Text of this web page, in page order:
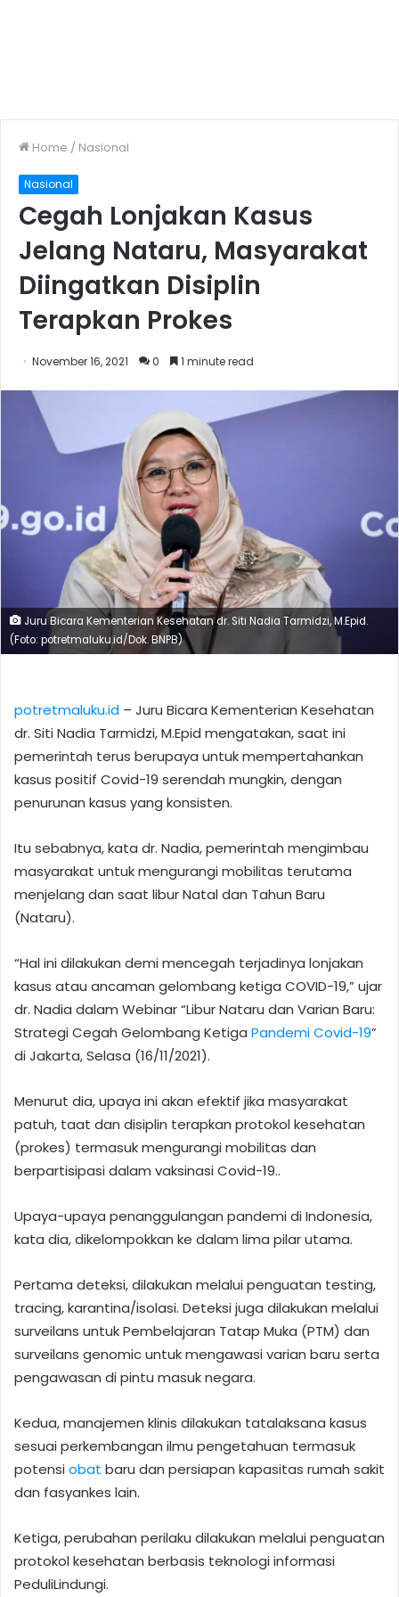
Home / Nasional
Nasional
Cegah Lonjakan Kasus
Jelang Nataru, Masyarakat
Diingatkan Disiplin
Terapkan Prokes
November 16, 2021 0 1 minute read
Juru Bicara Kementerian Kesehatan dr. Siti Nadia Tarmidzi, M.Epid.
(Foto: potretmaluku.id/Dok. BNPB)
potretmaluku.id – Juru Bicara Kementerian Kesehatan
dr. Siti Nadia Tarmidzi, M.Epid mengatakan, saat ini
pemerintah terus berupaya untuk mempertahankan
kasus positif Covid-19 serendah mungkin, dengan
penurunan kasus yang konsisten.
Itu sebabnya, kata dr. Nadia, pemerintah mengimbau
masyarakat untuk mengurangi mobilitas terutama
menjelang dan saat libur Natal dan Tahun Baru
(Nataru).
“Hal ini dilakukan demi mencegah terjadinya lonjakan
kasus atau ancaman gelombang ketiga COVID-19,” ujar
dr. Nadia dalam Webinar “Libur Nataru dan Varian Baru:
Strategi Cegah Gelombang Ketiga Pandemi Covid-19”
di Jakarta, Selasa (16/11/2021).
Menurut dia, upaya ini akan efektif jika masyarakat
patuh, taat dan disiplin terapkan protokol kesehatan
(prokes) termasuk mengurangi mobilitas dan
berpartisipasi dalam vaksinasi Covid-19..
Upaya-upaya penanggulangan pandemi di Indonesia,
kata dia, dikelompokkan ke dalam lima pilar utama.
Pertama deteksi, dilakukan melalui penguatan testing,
tracing, karantina/isolasi. Deteksi juga dilakukan melalui
surveilans untuk Pembelajaran Tatap Muka (PTM) dan
surveilans genomic untuk mengawasi varian baru serta
pengawasan di pintu masuk negara.
Kedua, manajemen klinis dilakukan tatalaksana kasus
sesuai perkembangan ilmu pengetahuan termasuk
potensiobat baru dan persiapan kapasitas rumah sakit
dan fasyankes lain.
Ketiga, perubahan perilaku dilakukan melalui penguatan
protokol kesehatan berbasis teknologi informasi
PeduliLindungi.